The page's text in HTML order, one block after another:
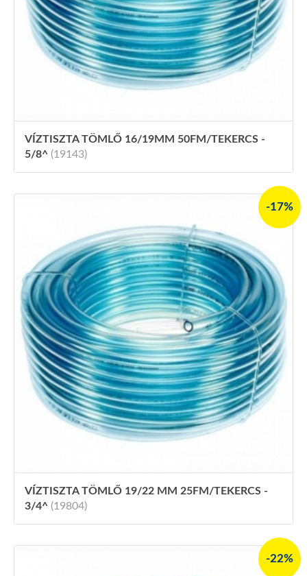
VÍZTISZTA TÖMLŐ 16/19MM 50FM/TEKERCS -
5/8^ (19143)
-17%
VÍZTISZTA TÖMLŐ 19/22 MM 25FM/TEKERCS -
3/4^ (19804)
-22%